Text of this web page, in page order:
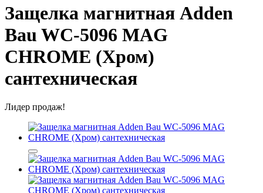
Защелка магнитная Adden
Bau WC-5096 MAG
CHROME (Хром)
сантехническая
Лидер продаж!